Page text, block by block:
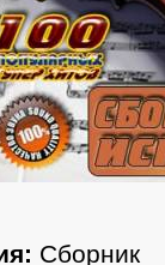
Сборник